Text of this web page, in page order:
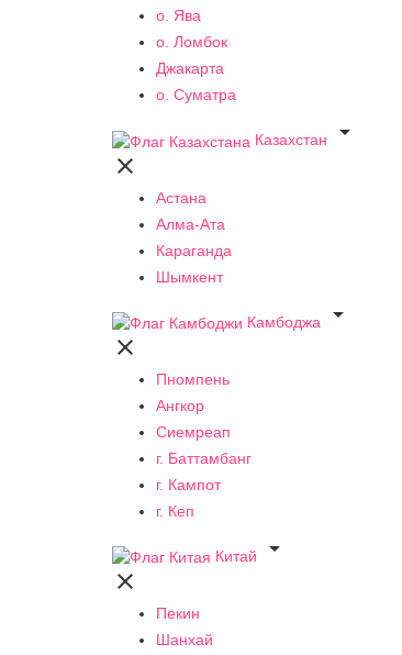
о. Ява
о. Ломбок
Джакарта
о. Суматра
Казахстан


Астана
Алма-Ата
Караганда
Шымкент
Камбоджа


Пномпень
Ангкор
Сиемреап
г. Баттамбанг
г. Кампот
г. Кеп
Китай


Пекин
Шанхай